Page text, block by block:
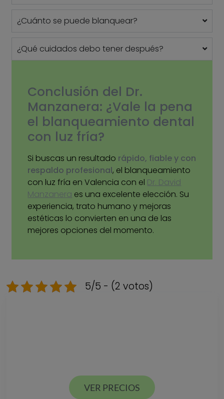
¿Cuánto se puede blanquear?
¿Qué cuidados debo tener después?
Conclusión del Dr.
Manzanera: ¿Vale la pena
el blanqueamiento dental
con luz fría?
Si buscas un resultado rápido, fiable y con
respaldo profesional, el blanqueamiento
con luz fría en Valencia con el Dr. David
Manzanera es una excelente elección. Su
experiencia, trato humano y mejoras
estéticas lo convierten en una de las
mejores opciones del momento.
5/5 - (2 votos)
VER PRECIOS